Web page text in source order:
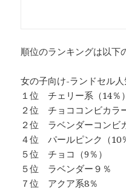
順位のランキングは以下
女の子向け-ランドセル
１位 チェリー系（14％）
２位 チョココンビカラ
２位 ラベンダーコンビ
４位 パールピンク（10
５位 チョコ（9％）
５位 ラベンダー９％
７位 アクア系8％